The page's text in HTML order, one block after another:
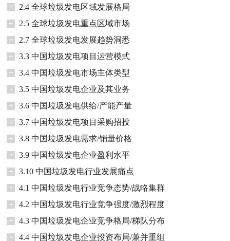
+
2.4 全球垃圾发电区域发展格局
+
2.5 全球垃圾发电重点区域市场
+
2.7 全球垃圾发电发展趋势洞悉
+
3.3 中国垃圾发电项目运营模式
+
3.4 中国垃圾发电市场主体类型
+
3.5 中国垃圾发电企业及其业务
+
3.6 中国垃圾发电供给/产能产量
+
3.7 中国垃圾发电项目采购招投
+
3.8 中国垃圾发电需求/销量价格
+
3.9 中国垃圾发电企业盈利水平
+
3.10 中国垃圾发电行业发展痛点
+
4.1 中国垃圾发电行业竞争态势/战略集群
+
4.2 中国垃圾发电行业竞争强度/激烈程度
+
4.3 中国垃圾发电企业竞争格局/梯队分布
+
4.4 中国垃圾发电企业投资布局/兼并重组